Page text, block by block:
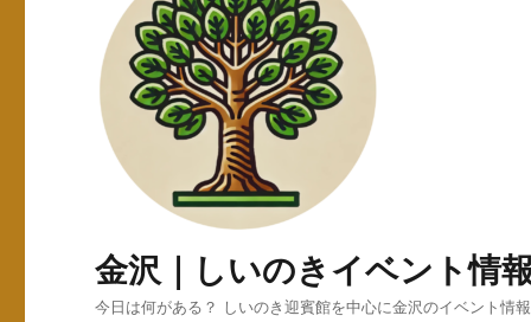
金沢｜しいのきイベント情報
今日は何がある？ しいのき迎賓館を中心に金沢のイベント情報